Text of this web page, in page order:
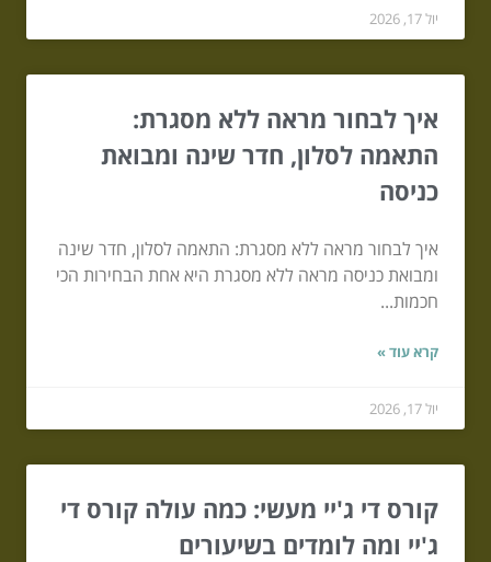
יול 17, 2026
איך לבחור מראה ללא מסגרת:
התאמה לסלון, חדר שינה ומבואת
כניסה
איך לבחור מראה ללא מסגרת: התאמה לסלון, חדר שינה
ומבואת כניסה מראה ללא מסגרת היא אחת הבחירות הכי
חכמות...
קרא עוד »
יול 17, 2026
קורס די ג'יי מעשי: כמה עולה קורס די
ג'יי ומה לומדים בשיעורים